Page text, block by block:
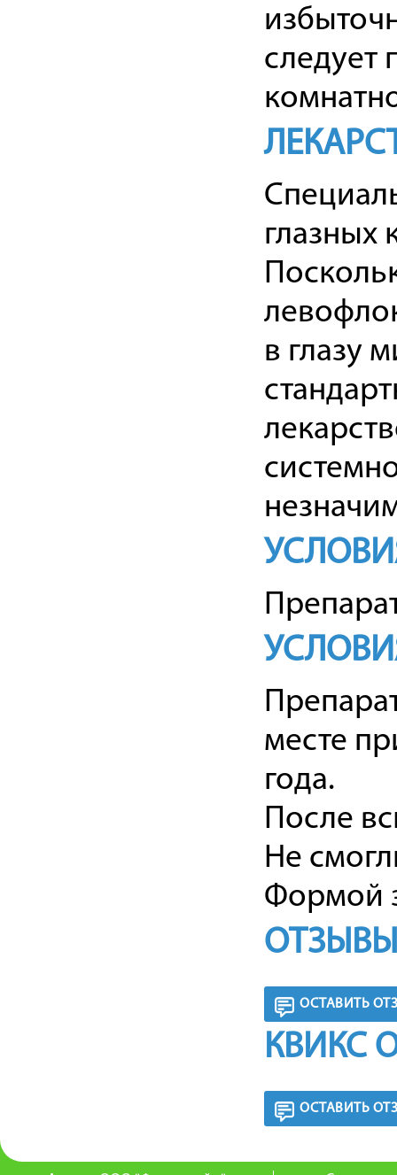
следует
глазных
в глазу
месте
года.
После
Не
Формой
ОСТАВИТЬ
КВИКС
ОСТАВИТЬ